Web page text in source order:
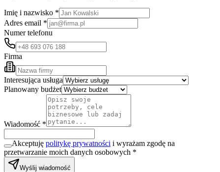
Imię i nazwisko *
Adres email *
Numer telefonu
Firma
Interesująca usługa
Planowany budżet
Wiadomość *
Akceptuję politykę prywatności i wyrażam zgodę na
przetwarzanie moich danych osobowych *
Wyślij wiadomość